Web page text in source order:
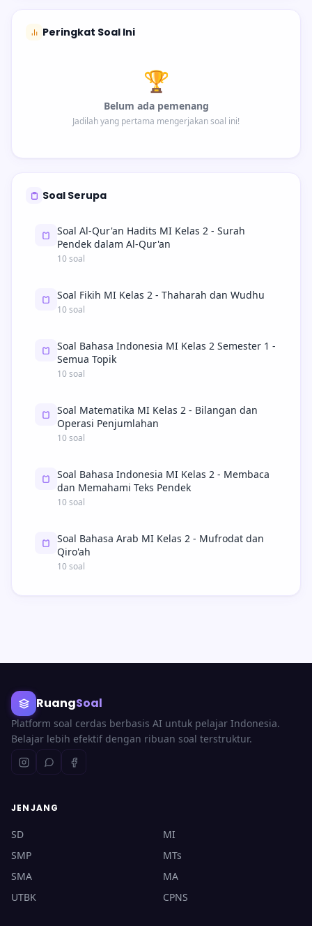
Peringkat Soal Ini
🏆
Belum ada pemenang
Jadilah yang pertama mengerjakan soal ini!
Soal Serupa
Soal Al-Qur'an Hadits MI Kelas 2 - Surah
Pendek dalam Al-Qur'an
10 soal
Soal Fikih MI Kelas 2 - Thaharah dan Wudhu
10 soal
Soal Bahasa Indonesia MI Kelas 2 Semester 1 -
Semua Topik
10 soal
Soal Matematika MI Kelas 2 - Bilangan dan
Operasi Penjumlahan
10 soal
Soal Bahasa Indonesia MI Kelas 2 - Membaca
dan Memahami Teks Pendek
10 soal
Soal Bahasa Arab MI Kelas 2 - Mufrodat dan
Qiro'ah
10 soal
RuangSoal
Platform soal cerdas berbasis AI untuk pelajar Indonesia.
Belajar lebih efektif dengan ribuan soal terstruktur.
JENJANG
SD
MI
SMP
MTs
SMA
MA
UTBK
CPNS